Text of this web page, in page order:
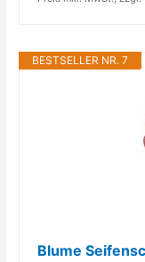
BESTSELLER NR. 7
Blume